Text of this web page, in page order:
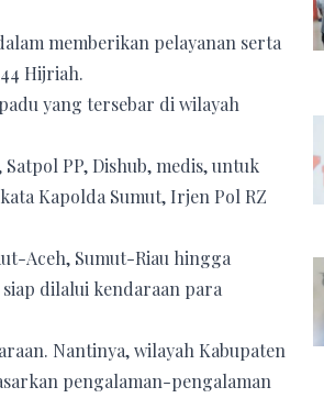
memberikan pelayanan serta
Hijriah.
yang tersebar di wilayah
PP, Dishub, medis, untuk
Kapolda Sumut, Irjen Pol RZ
Aceh, Sumut-Riau hingga
dilalui kendaraan para
Nantinya, wilayah Kabupaten
pengalaman-pengalaman